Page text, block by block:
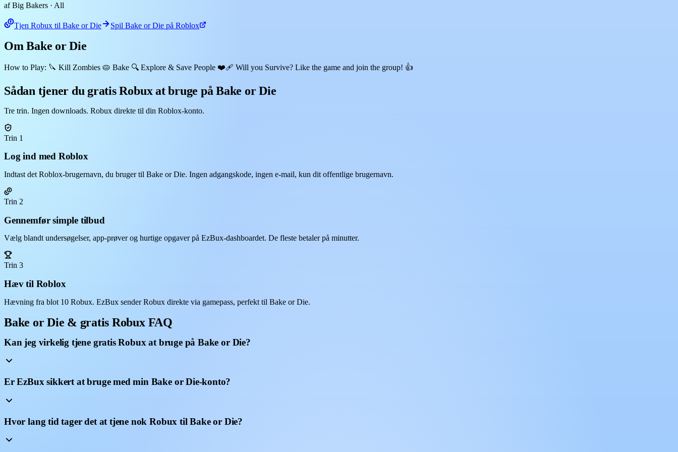
af Big Bakers · All
Tjen Robux til Bake or Die Spil Bake or Die på Roblox
Om Bake or Die
How to Play: 🔪 Kill Zombies 🥧 Bake 🔍 Explore & Save People ❤️‍🩹 Will you Survive? Like the game and join the group! 👍
Sådan tjener du gratis Robux at bruge på Bake or Die
Tre trin. Ingen downloads. Robux direkte til din Roblox-konto.
Trin 1
Log ind med Roblox
Indtast det Roblox-brugernavn, du bruger til Bake or Die. Ingen adgangskode, ingen e-mail, kun dit offentlige brugernavn.
Trin 2
Gennemfør simple tilbud
Vælg blandt undersøgelser, app-prøver og hurtige opgaver på EzBux-dashboardet. De fleste betaler på minutter.
Trin 3
Hæv til Roblox
Hævning fra blot 10 Robux. EzBux sender Robux direkte via gamepass, perfekt til Bake or Die.
Bake or Die & gratis Robux FAQ
Kan jeg virkelig tjene gratis Robux at bruge på Bake or Die?
Er EzBux sikkert at bruge med min Bake or Die-konto?
Hvor lang tid tager det at tjene nok Robux til Bake or Die?